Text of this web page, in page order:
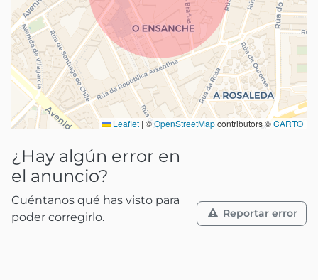
Leaflet | ©OpenStreetMapcontributors ©CARTO
¿Hay algún error en
el anuncio?
Cuéntanos qué has visto para
poder corregirlo.
Reportar error